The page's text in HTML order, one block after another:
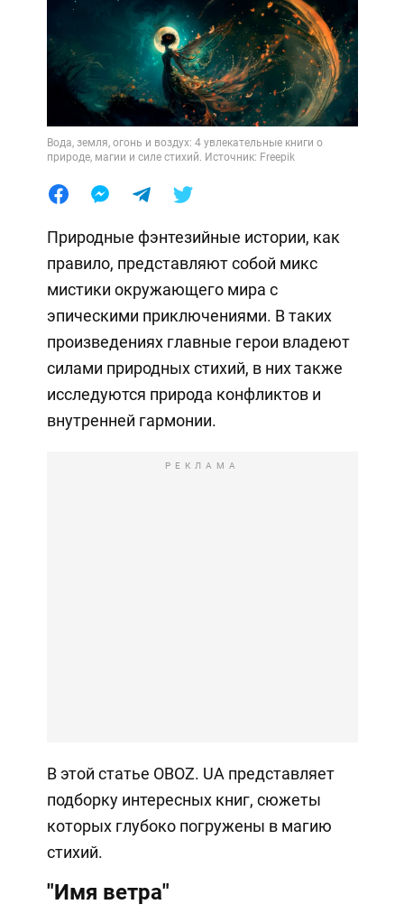
Вода, земля, огонь и воздух: 4 увлекательные книги о
природе, магии и силе стихий. Источник: Freepik
Природные фэнтезийные истории, как
правило, представляют собой микс
мистики окружающего мира с
эпическими приключениями. В таких
произведениях главные герои владеют
силами природных стихий, в них также
исследуются природа конфликтов и
внутренней гармонии.
РЕКЛАМА
В этой статье OBOZ. UA представляет
подборку интересных книг, сюжеты
которых глубоко погружены в магию
стихий.
"Имя ветра"